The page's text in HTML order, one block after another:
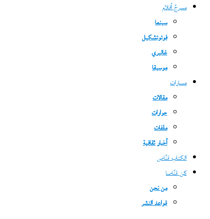
مسرحُ أفلام
سينما
فوتوتشكيل
غاليري
موسيقا
مسارات
مقالات
حوارات
ملفات
أخبار ثقافية
الكتاب قنّاص
كن قنّاصا
من نحن
قواعد النشر